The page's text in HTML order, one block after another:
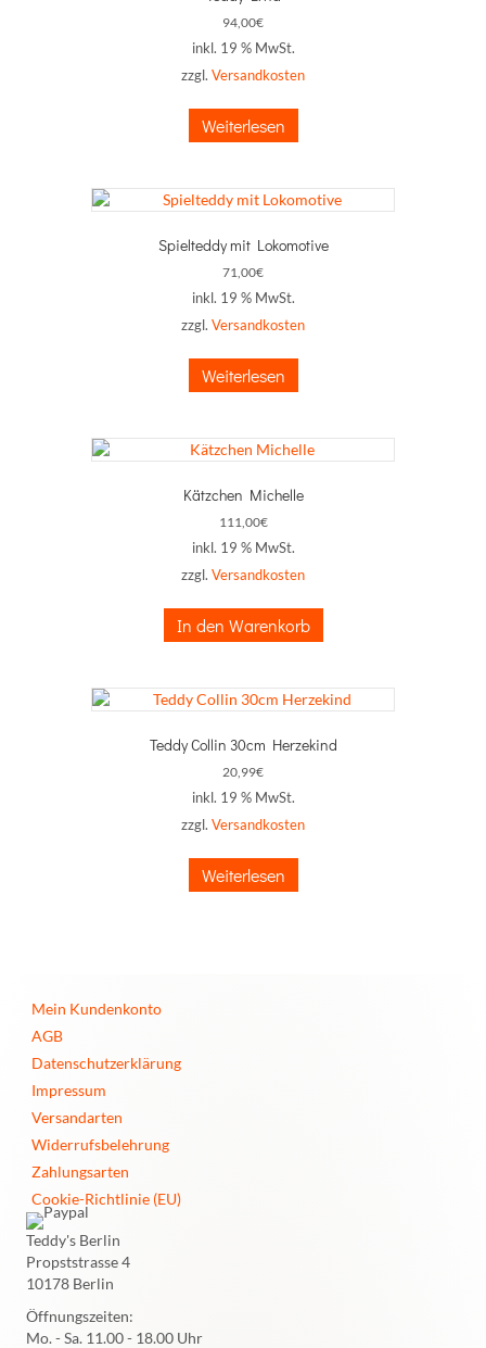
94,00€
inkl. 19 % MwSt.
zzgl. Versandkosten
Weiterlesen
Spielteddy mit Lokomotive
71,00€
inkl. 19 % MwSt.
zzgl. Versandkosten
Weiterlesen
Kätzchen Michelle
111,00€
inkl. 19 % MwSt.
zzgl. Versandkosten
In den Warenkorb
Teddy Collin 30cm Herzekind
20,99€
inkl. 19 % MwSt.
zzgl. Versandkosten
Weiterlesen
Mein Kundenkonto
AGB
Datenschutzerklärung
Impressum
Versandarten
Widerrufsbelehrung
Zahlungsarten
Cookie-Richtlinie (EU)
Teddy's Berlin
Propststrasse 4
10178 Berlin
Öffnungszeiten:
Mo. - Sa. 11.00 - 18.00 Uhr